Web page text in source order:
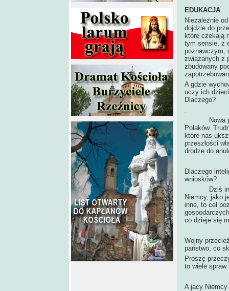
EDUKACJA
Niezależnie
dojdzie do
które czekają
tym sensie, z
poznawczym,
związanych z
zbudowany
A gdzie
uczy ich
Dlaczego?
Nowa
Polaków.
które nas
przeszłości
drodze do
Dlaczego
wniosków?
Dziś inne
Niemcy, jako
inne, to cel
co dzieje się
Wojny
państwo, co
Proszę
to wiele spraw
A jacy